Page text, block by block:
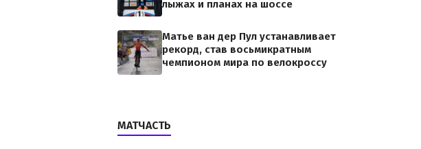
лыжах и планах на шоссе
Матье ван дер Пул устанавливает
рекорд, став восьмикратным
чемпионом мира по велокроссу
МАТЧАСТЬ